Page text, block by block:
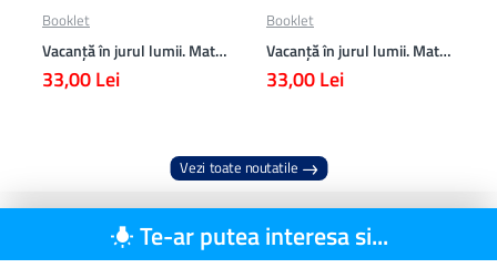
Booklet
Vacanță în jurul lumii. Matematică clasa a VII-a – EDIȚIA 2026
33,00 Lei
Booklet
Vacanță în jurul lumii. Matematică clasa a VI-a – EDIȚIA 2026
33,00 Lei
Vezi toate noutatile
Te-ar putea interesa si...